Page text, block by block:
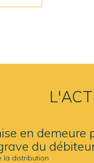
en
du
la distribution